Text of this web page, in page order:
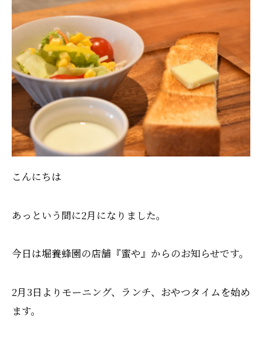
こんにちは
あっという間に2月になりました。
今日は堀養蜂園の店舗『蜜や』からのお知らせです。
2月3日よりモーニング、ランチ、おやつタイムを始め
ます。